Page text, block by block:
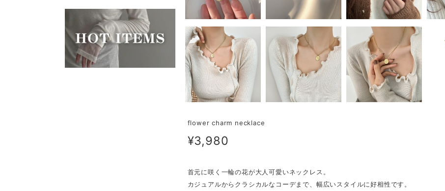
flower charm necklace
¥3,980
首元に咲く一輪の花が大人可愛いネックレス。
カジュアルからクラシカルなコーデまで、幅広いスタイルに好相性です。